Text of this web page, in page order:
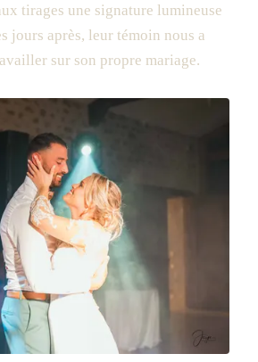
tirages une signature lumineuse
jours après, leur témoin nous a
sur son propre mariage.